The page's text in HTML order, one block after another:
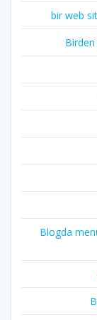
bir web
Birden
Blogda